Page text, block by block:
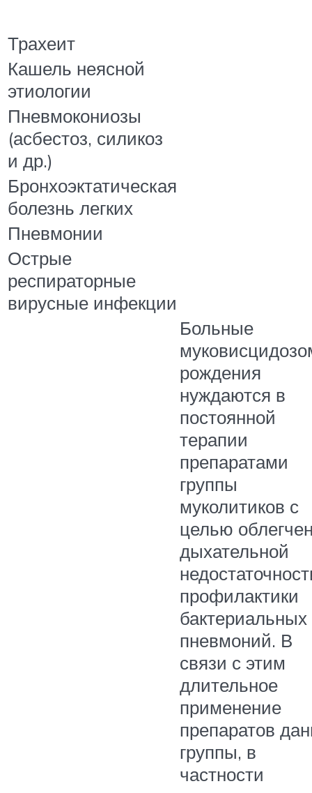
Трахеит
Кашель неясной
этиологии
Пневмокониозы
(асбестоз, силикоз
и др.)
Бронхоэктатическая
болезнь легких
Пневмонии
Острые
респираторные
вирусные инфекции
Больные
рождения
нуждаются в
постоянной
терапии
препаратами
группы
муколитиков с
целью
дыхательной
профилактики
бактериальных
пневмоний. В
связи с этим
длительное
применение
препаратов
группы, в
частности